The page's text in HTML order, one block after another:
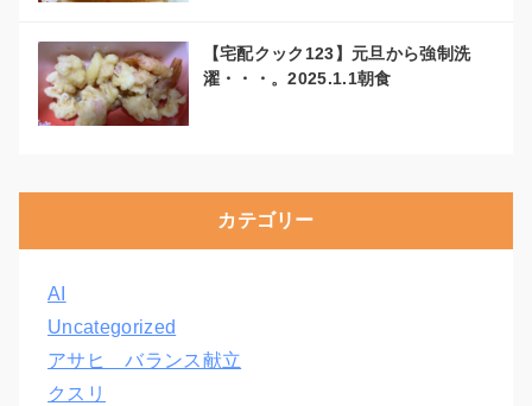
【宅配クック123】元旦から強制洗
濯・・・。2025.1.1朝食
カテゴリー
AI
Uncategorized
アサヒ バランス献立
クスリ